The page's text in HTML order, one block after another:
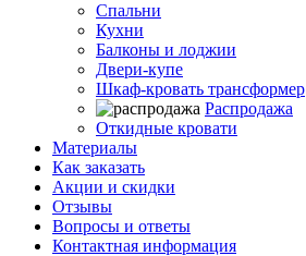
Спальни
Кухни
Балконы и лоджии
Двери-купе
Шкаф-кровать трансформер
Распродажа
Откидные кровати
Материалы
Как заказать
Акции и скидки
Отзывы
Вопросы и ответы
Контактная информация